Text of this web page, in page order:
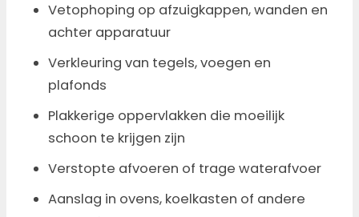
Vetophoping op afzuigkappen, wanden en
achter apparatuur
Verkleuring van tegels, voegen en
plafonds
Plakkerige oppervlakken die moeilijk
schoon te krijgen zijn
Verstopte afvoeren of trage waterafvoer
Aanslag in ovens, koelkasten of andere